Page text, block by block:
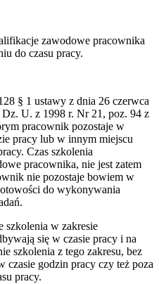
zawodowe pracownika
do czasu pracy.
§ 1 ustawy z dnia 26 czerwca
U. z 1998 r. Nr 21, poz. 94 z
pracownik pozostaje w
pracy lub w innym miejscu
Czas szkolenia
pracownika, nie jest zatem
nie pozostaje bowiem w
do wykonywania
szkolenia w zakresie
się w czasie pracy i na
szkolenia z tego zakresu, bez
czasie godzin pracy czy też poza
pracy.